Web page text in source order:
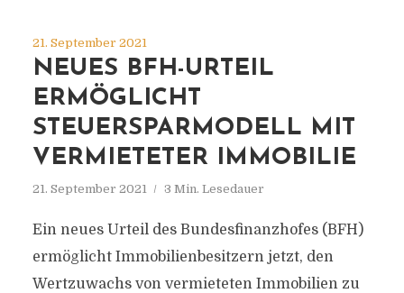
21. September 2021
NEUES BFH-URTEIL
ERMÖGLICHT
STEUERSPARMODELL MIT
VERMIETETER IMMOBILIE
21. September 2021 3 Min. Lesedauer
Ein neues Urteil des Bundesfinanzhofes (BFH)
ermöglicht Immobilienbesitzern jetzt, den
Wertzuwachs von vermieteten Immobilien zu